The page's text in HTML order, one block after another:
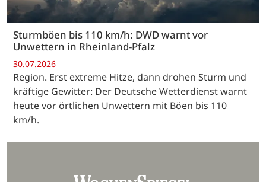
Sturmböen bis 110 km/h: DWD warnt vor
Unwettern in Rheinland-Pfalz
30.07.2026
Region. Erst extreme Hitze, dann drohen Sturm und
kräftige Gewitter: Der Deutsche Wetterdienst warnt
heute vor örtlichen Unwettern mit Böen bis 110
km/h.